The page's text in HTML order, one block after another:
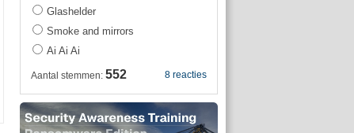
Glashelder
Smoke and mirrors
Ai Ai Ai
8 reacties
Aantal stemmen: 552